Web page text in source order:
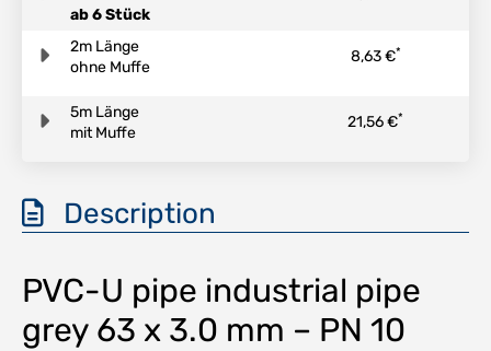
ab 6 Stück
2m Länge
ohne Muffe
8,63 €*
5m Länge
mit Muffe
21,56 €*
Description
PVC-U pipe industrial pipe
grey 63 x 3.0 mm – PN 10